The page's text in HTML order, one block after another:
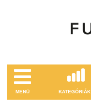
MENÜ KATEGÓRIÁK